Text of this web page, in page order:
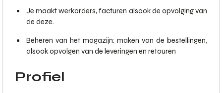
Je maakt werkorders, facturen alsook de opvolging van
de deze.
Beheren van het magazijn: maken van de bestellingen,
alsook opvolgen van de leveringen en retouren
Profiel